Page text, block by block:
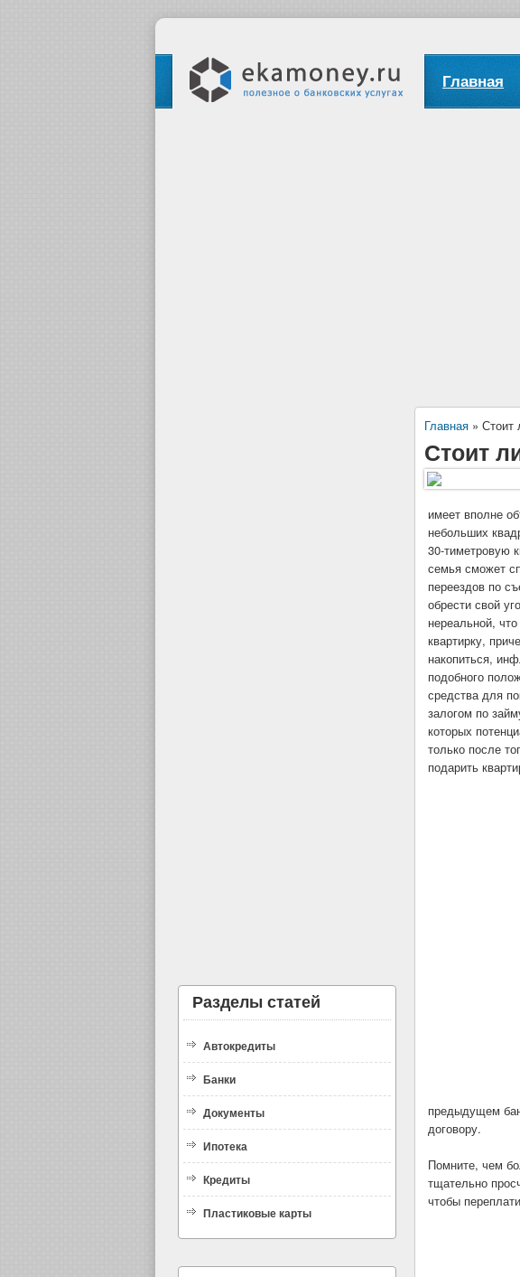
Главная
Разделы статей
Автокредиты
Банки
Документы
Ипотека
Кредиты
Пластиковые карты
Главная » Стоит
Стоит
имеет вполне
небольших
30-тиметровую
семья сможет
переездов по
обрести свой
нереальной,
квартирку,
накопиться,
подобного
средства для
залогом по
которых
только после
подарить
предыдущем
договору.
Помните, чем
тщательно
чтобы